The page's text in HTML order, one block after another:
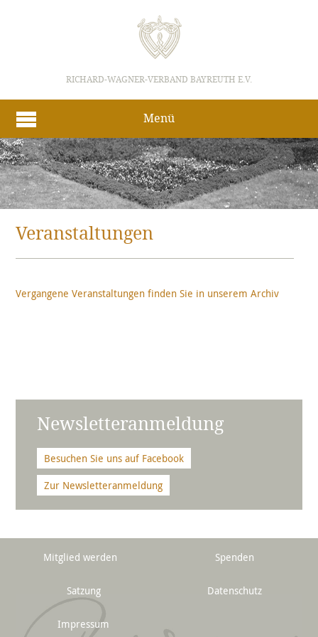
RICHARD-WAGNER-VERBAND BAYREUTH E.V.
Menü
Veranstaltungen
Vergangene Veranstaltungen finden Sie in unserem Archiv
Newsletteranmeldung
Besuchen Sie uns auf Facebook
Zur Newsletteranmeldung
Mitglied werden Spenden
Satzung Datenschutz
Impressum